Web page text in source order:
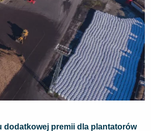
dodatkowej premii dla plantatorów